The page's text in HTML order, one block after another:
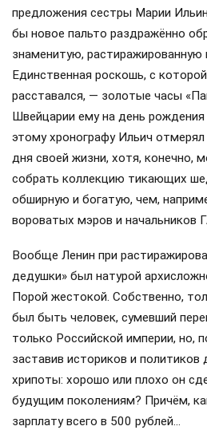
предложения сестры Марии
бы новое пальто раздражённо
знаменитую, растиражированную
Единственная роскошь, с
расставался, — золотые часы
Швейцарии ему на день
этому хронографу Ильич
дня своей жизни, хотя, конечно,
собрать коллекцию тикающих
обширную и богатую, чем,
вороватых мэров и начальников
Вообще Ленин при
дедушки» был натурой
Порой жестокой. Собственно,
был быть человек, сумевший
только Российской империи, но,
заставив историков и политиков
хрипоты: хорошо или плохо он
будущим поколениям? Причём,
зарплату всего в 500 рублей…